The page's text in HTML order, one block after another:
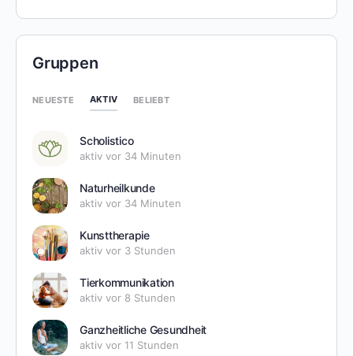
Gruppen
NEUESTE AKTIV BELIEBT
Scholistico
aktiv vor 34 Minuten
Naturheilkunde
aktiv vor 34 Minuten
Kunsttherapie
aktiv vor 3 Stunden
Tierkommunikation
aktiv vor 8 Stunden
Ganzheitliche Gesundheit
aktiv vor 11 Stunden